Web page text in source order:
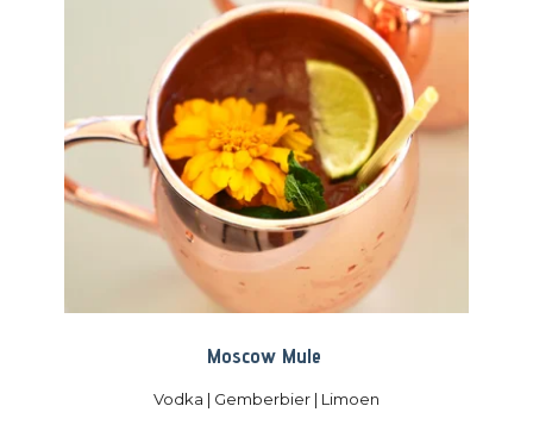
Moscow Mule
Vodka | Gemberbier | Limoen